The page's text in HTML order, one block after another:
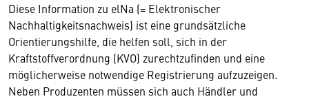
Diese Information zu elNa (= Elektronischer
Nachhaltigkeitsnachweis) ist eine grundsätzliche
Orientierungshilfe, die helfen soll, sich in der
Kraftstoffverordnung (KVO) zurechtzufinden und eine
möglicherweise notwendige Registrierung aufzuzeigen.
Neben Produzenten müssen sich auch Händler und